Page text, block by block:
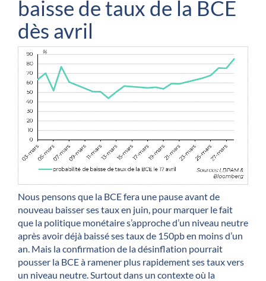
baisse de taux de la BCE
dès avril
Nous pensons que la BCE fera une pause avant de
nouveau baisser ses taux en juin, pour marquer le fait
que la politique monétaire s’approche d’un niveau neutre
après avoir déjà baissé ses taux de 150pb en moins d’un
an. Mais la confirmation de la désinflation pourrait
pousser la BCE à ramener plus rapidement ses taux vers
un niveau neutre. Surtout dans un contexte où la